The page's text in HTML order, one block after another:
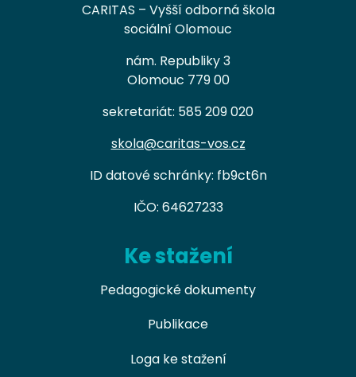
CARITAS – Vyšší odborná škola
sociální Olomouc
nám. Republiky 3
Olomouc 779 00
sekretariát: 585 209 020
skola@caritas-vos.cz
ID datové schránky: fb9ct6n
IČO: 64627233
Ke stažení
Pedagogické dokumenty
Publikace
Loga ke stažení